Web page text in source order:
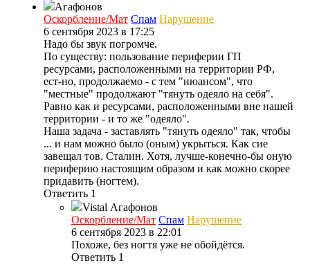
Агафонов
Оскорбление/Мат Спам Нарушение
6 сентября 2023 в 17:25
Надо бы звук погромче.
По существу: пользование периферии ГП
ресурсами, расположенными на территории РФ,
ест-но, продолжаемо - с тем "нюансом", что
"местные" продолжают "тянуть одеяло на себя".
Равно как и ресурсами, расположенными вне нашей
территории - и то же "одеяло".
Наша задача - заставлять "тянуть одеяло" так, чтобы
... и нам можно было (оным) укрыться. Как сие
завещал тов. Сталин. Хотя, лучше-конечно-бы оную
периферию настоящим образом и как можно скорее
придавить (ногтем).
Ответить 1
Vistal Агафонов
Оскорбление/Мат Спам Нарушение
6 сентября 2023 в 22:01
Похоже, без ногтя уже не обойдётся.
Ответить 1